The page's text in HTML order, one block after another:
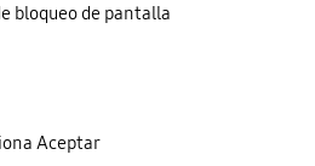
bloqueo de pantalla
Aceptar